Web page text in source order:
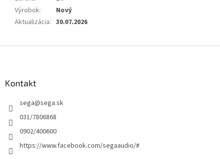
Výrobok:
Nový
Aktualizácia: 30.07.2026
Kontakt
sega@sega.sk
031/7806868
0902/400600
https://www.facebook.com/segaaudio/#